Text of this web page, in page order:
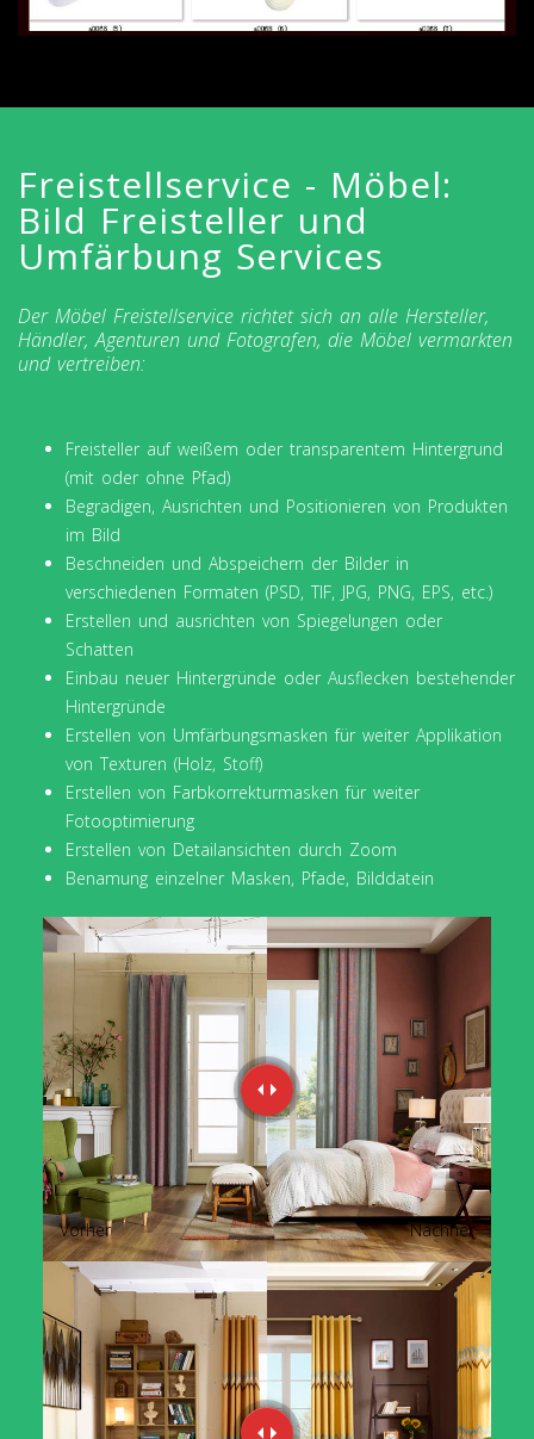
Freistellservice - Möbel:
Bild Freisteller und
Umfärbung Services
Der Möbel Freistellservice richtet sich an alle Hersteller,
Händler, Agenturen und Fotografen, die Möbel vermarkten
und vertreiben:
Freisteller auf weißem oder transparentem Hintergrund
(mit oder ohne Pfad)
Begradigen, Ausrichten und Positionieren von Produkten
im Bild
Beschneiden und Abspeichern der Bilder in
verschiedenen Formaten (PSD, TIF, JPG, PNG, EPS, etc.)
Erstellen und ausrichten von Spiegelungen oder
Schatten
Einbau neuer Hintergründe oder Ausflecken bestehender
Hintergründe
Erstellen von Umfärbungsmasken für weiter Applikation
von Texturen (Holz, Stoff)
Erstellen von Farbkorrekturmasken für weiter
Fotooptimierung
Erstellen von Detailansichten durch Zoom
Benamung einzelner Masken, Pfade, Bilddatein
Nachher
Vorher